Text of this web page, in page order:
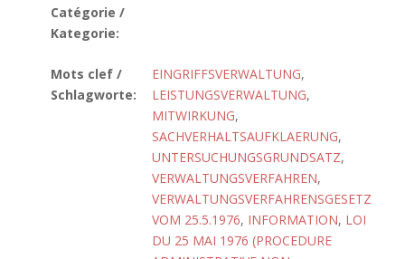
Catégorie /
Kategorie:
Mots clef /
Schlagworte:
EINGRIFFSVERWALTUNG,
LEISTUNGSVERWALTUNG,
MITWIRKUNG,
SACHVERHALTSAUFKLAERUNG,
UNTERSUCHUNGSGRUNDSATZ,
VERWALTUNGSVERFAHREN,
VERWALTUNGSVERFAHRENSGESETZ
VOM 25.5.1976, INFORMATION, LOI
DU 25 MAI 1976 (PROCEDURE